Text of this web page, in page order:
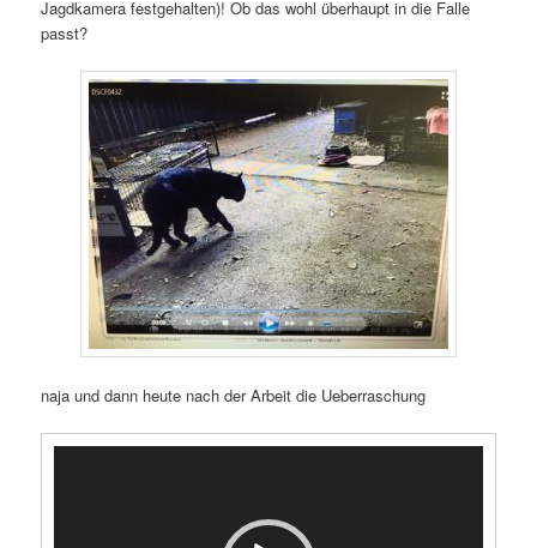
Jagdkamera festgehalten)! Ob das wohl überhaupt in die Falle
passt?
naja und dann heute nach der Arbeit die Ueberraschung